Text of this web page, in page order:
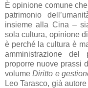
È opinione comune
patrimonio
insieme alla Cina –
sola cultura, opinione
è perché la cultura è
amministrazione
proporre nuove prassi
volumeDiritto e
Leo Tarasco, già